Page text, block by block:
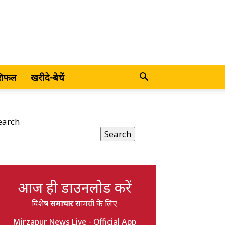
खरीदे-बेचें
Search
आज ही डाउनलोड करें
विशेषसमाचारसामग्री के लिए